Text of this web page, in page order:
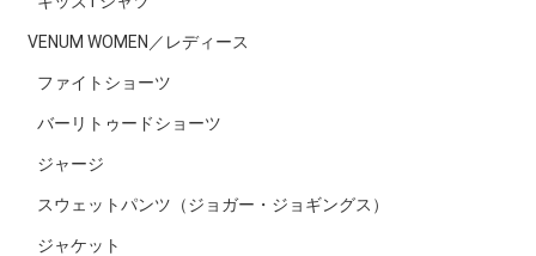
VENUM WOMEN／レディース
ファイトショーツ
バーリトゥードショーツ
ジャージ
スウェットパンツ（ジョガー・ジョギングス）
ジャケット